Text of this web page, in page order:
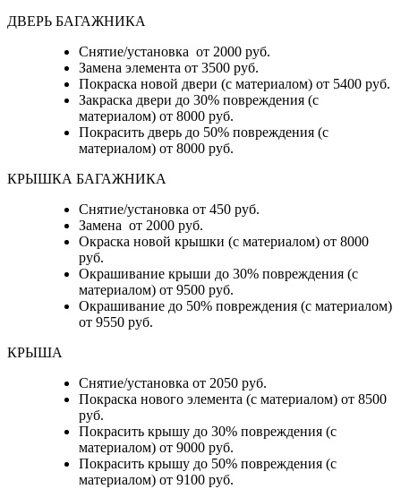
ДВЕРЬ БАГАЖНИКА
Снятие/установка от 2000 руб.
Замена элемента от 3500 руб.
Покраска новой двери (с материалом) от 5400 руб.
Закраска двери до 30% повреждения (с
материалом) от 8000 руб.
Покрасить дверь до 50% повреждения (с
материалом) от 8000 руб.
КРЫШКА БАГАЖНИКА
Снятие/установка от 450 руб.
Замена от 2000 руб.
Окраска новой крышки (с материалом) от 8000
руб.
Окрашивание крыши до 30% повреждения (с
материалом) от 9500 руб.
Окрашивание до 50% повреждения (с материалом)
от 9550 руб.
КРЫША
Снятие/установка от 2050 руб.
Покраска нового элемента (с материалом) от 8500
руб.
Покрасить крышу до 30% повреждения (с
материалом) от 9000 руб.
Покрасить крышу до 50% повреждения (с
материалом) от 9100 руб.